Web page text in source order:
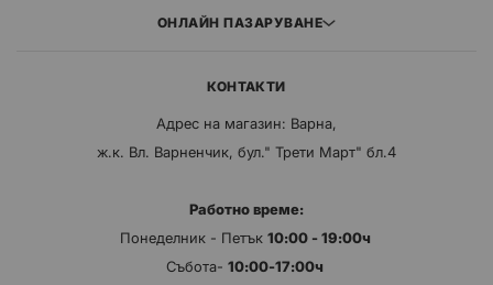
ОНЛАЙН ПАЗАРУВАНЕ
КОНТАКТИ
Адрес на магазин: Варна,
ж.к. Вл. Варненчик, бул." Трети Март" бл.4
Работно време:
Понеделник - Петък 10:00 - 19:00ч
Събота- 10:00-17:00ч